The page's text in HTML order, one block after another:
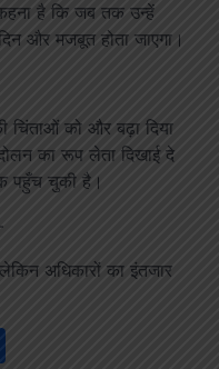
है कि जब तक उन्हें
और मजबूत होता जाएगा।
चिंताओं को और बढ़ा दिया
का रूप लेता दिखाई दे
पहुँच चुकी है।
अधिकारों का इंतजार